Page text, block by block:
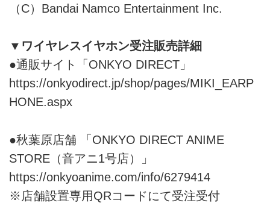
（C）Bandai Namco Entertainment Inc.
▼ワイヤレスイヤホン受注販売詳細
●通販サイト「ONKYO DIRECT」
https://onkyodirect.jp/shop/pages/MIKI_EARP
HONE.aspx
●秋葉原店舗 「ONKYO DIRECT ANIME
STORE（音アニ1号店）」
https://onkyoanime.com/info/6279414
※店舗設置専用QRコードにて受注受付